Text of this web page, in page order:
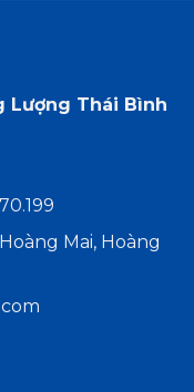
Lượng Thái Bình
Mai, Hoàng